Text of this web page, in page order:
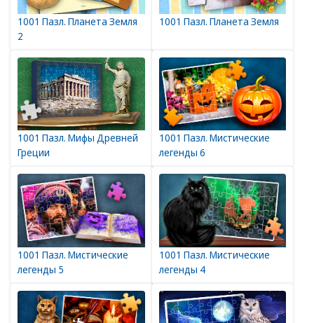
1001 Пазл. Планета Земля
2
1001 Пазл. Планета Земля
1001 Пазл. Мифы Древней
Греции
1001 Пазл. Мистические
легенды 6
1001 Пазл. Мистические
легенды 5
1001 Пазл. Мистические
легенды 4